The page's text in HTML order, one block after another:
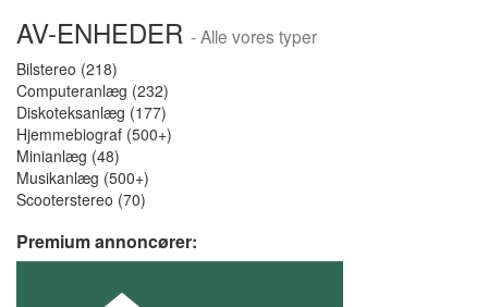
AV-ENHEDER - Alle vores typer
Bilstereo (218)
Computeranlæg (232)
Diskoteksanlæg (177)
Hjemmebiograf (500+)
Minianlæg (48)
Musikanlæg (500+)
Scooterstereo (70)
Premium annoncører: